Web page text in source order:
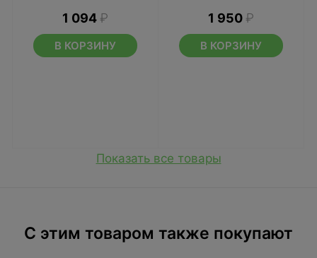
1 094 ₽
В КОРЗИНУ
1 950 ₽
В КОРЗИНУ
Показать все товары
C этим товаром также покупают